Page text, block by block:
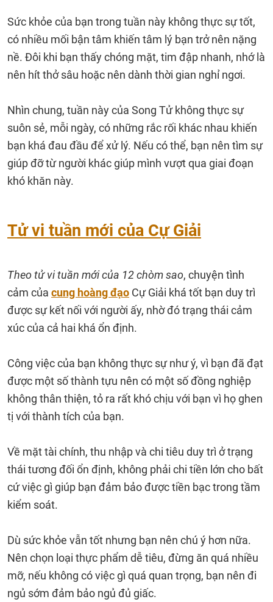
Sức khỏe của bạn trong tuần này không thực sự tốt,
có nhiều mối bận tâm khiến tâm lý bạn trở nên nặng
nề. Đôi khi bạn thấy chóng mặt, tim đập nhanh, nhớ là
nên hít thở sâu hoặc nên dành thời gian nghỉ ngơi.
Nhìn chung, tuần này của Song Tử không thực sự
suôn sẻ, mỗi ngày, có những rắc rối khác nhau khiến
bạn khá đau đầu để xử lý. Nếu có thể, bạn nên tìm sự
giúp đỡ từ người khác giúp mình vượt qua giai đoạn
khó khăn này.
Tử vi tuần mới của Cự Giải
Theo tử vi tuần mới của 12 chòm sao, chuyện tình
cảm của cung hoàng đạo Cự Giải khá tốt bạn duy trì
được sự kết nối với người ấy, nhờ đó trạng thái cảm
xúc của cả hai khá ổn định.
Công việc của bạn không thực sự như ý, vì bạn đã đạt
được một số thành tựu nên có một số đồng nghiệp
không thân thiện, tỏ ra rất khó chịu với bạn vì họ ghen
tị với thành tích của bạn.
Về mặt tài chính, thu nhập và chi tiêu duy trì ở trạng
thái tương đối ổn định, không phải chi tiền lớn cho bất
cứ việc gì giúp bạn đảm bảo được tiền bạc trong tầm
kiểm soát.
Dù sức khỏe vẫn tốt nhưng bạn nên chú ý hơn nữa.
Nên chọn loại thực phẩm dễ tiêu, đừng ăn quá nhiều
mỡ, nếu không có việc gì quá quan trọng, bạn nên đi
ngủ sớm đảm bảo ngủ đủ giấc.